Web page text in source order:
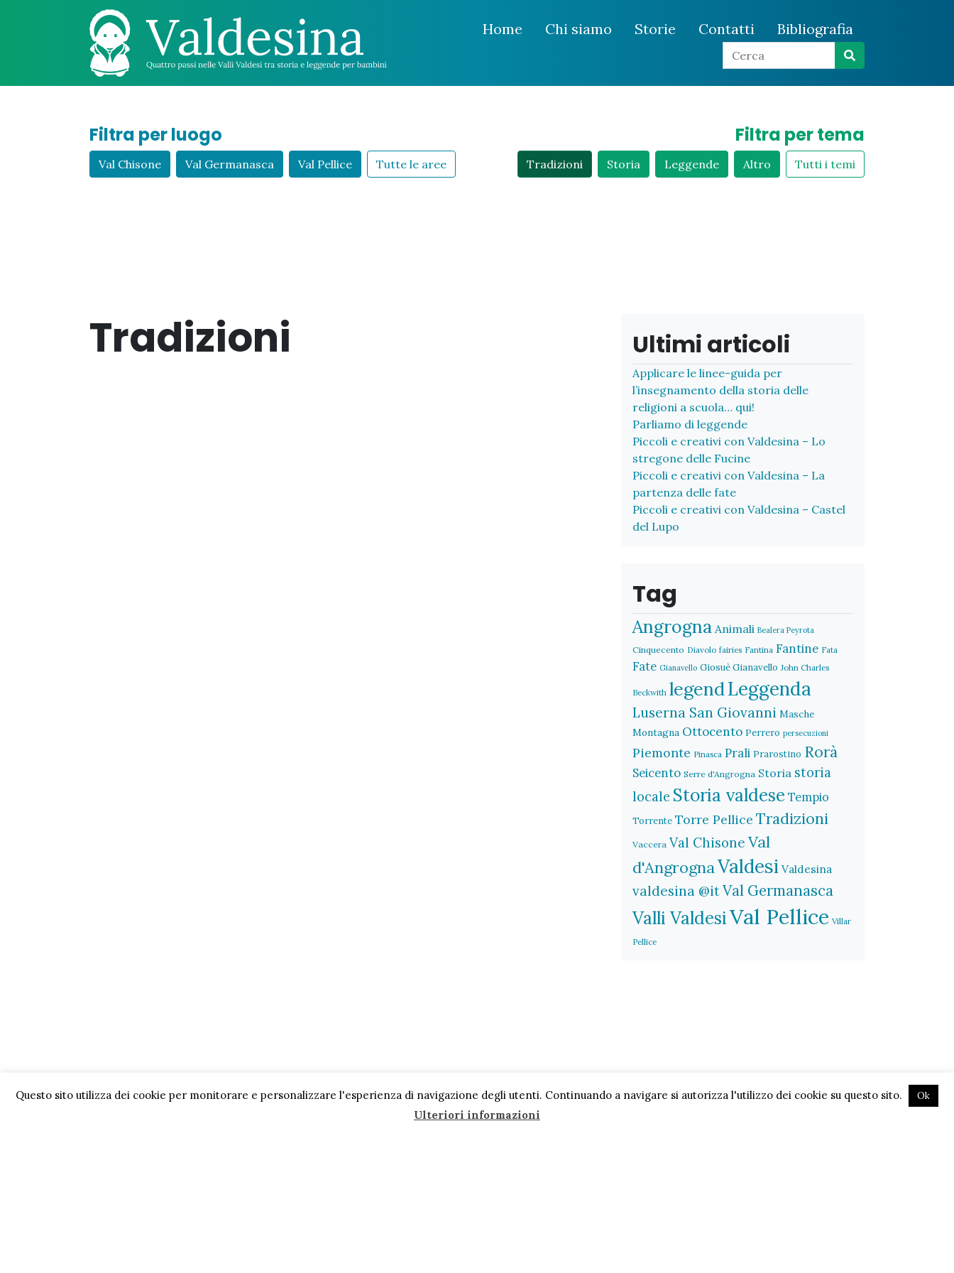
Home Chi siamo Storie Contatti Bibliografia
Filtra per luogo
Val Chisone Val Germanasca Val Pellice Tutte le aree
Filtra per tema
Tradizioni Storia Leggende Altro Tutti i temi
Tradizioni Ultimi articoli
Applicare le linee-guida per
l’insegnamento della storia delle
religioni a scuola… qui!
Parliamo di leggende
Piccoli e creativi con Valdesina – Lo
stregone delle Fucine
Piccoli e creativi con Valdesina – La
partenza delle fate
Piccoli e creativi con Valdesina – Castel
del Lupo
Tag
Angrogna Animali Bealera Peyrota
Cinquecento Diavolo fairies Fantina Fantine Fata
Fate Gianavello Giosuè Gianavello John Charles
Beckwith legendLeggenda
Luserna San Giovanni Masche
Montagna Ottocento Perrero persecuzioni
Piemonte Pinasca Prali Prarostino Rorà
Seicento Serre d'Angrogna Storia storia
locale Storia valdese Tempio
Torrente Torre Pellice Tradizioni
Vaccera Val Chisone Val
d'AngrognaValdesi Valdesina
valdesina @itVal Germanasca
Valli ValdesiVal Pellice Villar
Pellice
Questo sito utilizza dei cookie per monitorare e personalizzare l'esperienza di navigazione degli utenti. Continuando a navigare si autorizza l'utilizzo dei cookie su questo sito. Ok
Ulteriori informazioni